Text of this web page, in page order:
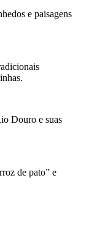
e paisagens
Douro e suas
de pato” e